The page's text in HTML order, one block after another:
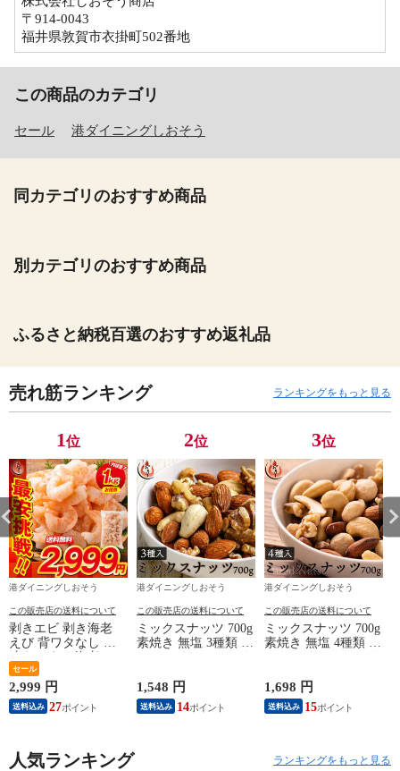
〒914-0043
福井県敦賀市衣掛町502番地
この商品のカテゴリ
セール 港ダイニングしおそう
同カテゴリのおすすめ商品
別カテゴリのおすすめ商品
ふるさと納税百選のおすすめ返礼品
売れ筋ランキング ランキングをもっと見る
1位
港ダイニングしおそう
この販売店の送料について
剥きエビ 剥き海老
えび 背ワタなし 冷
凍えび むき海老
【当店通常価格3,999
円→送料無料2,999
円！】バナメイ 剥き
身 1kg （解凍後
大量 贈答 送料無料
セール
2,999 円
送料込み 27
2位
港ダイニングしおそう
この販売店の送料について
ミックスナッツ 700g
素焼き 無塩 3種類 ア
ーモンド カシューナ
使用 加工オイル不使
用
1,548 円
送料込み 14
3位
港ダイニングしおそう
この販売店の送料について
ミックスナッツ 700g
素焼き 無塩 4種類 ア
ーモンド カシューナ
ミアナッツ 食塩不使
用 加工オイル不使用
1,698 円
送料込み 15
人気ランキング ランキングをもっと見る